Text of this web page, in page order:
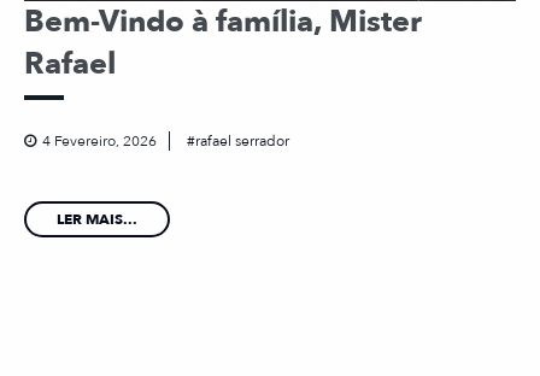
Bem-Vindo à família, Mister
Rafael
4 Fevereiro, 2026 rafael serrador
LER MAIS...